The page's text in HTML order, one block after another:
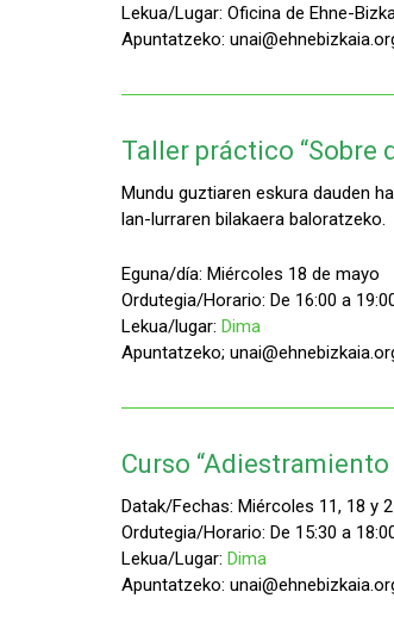
Lekua/Lugar: Oficina de Ehne-
Apuntatzeko:
Taller práctico “Sobre
Mundu guztiaren eskura dauden
lan-lurraren bilakaera baloratzeko.
Eguna/día: Miércoles 18 de mayo
Ordutegia/Horario: De 16:00 a
Lekua/lugar: Dima
Apuntatzeko;
Curso
Datak/Fechas: Miércoles 11, 18 y
Ordutegia/Horario: De 15:30 a
Lekua/Lugar: Dima
Apuntatzeko: